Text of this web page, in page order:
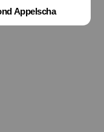
Appelscha